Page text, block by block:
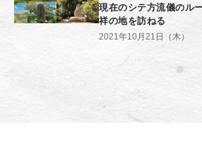
現在のシテ方流儀のル
祥の地を訪ねる
2021年10月21日（木）